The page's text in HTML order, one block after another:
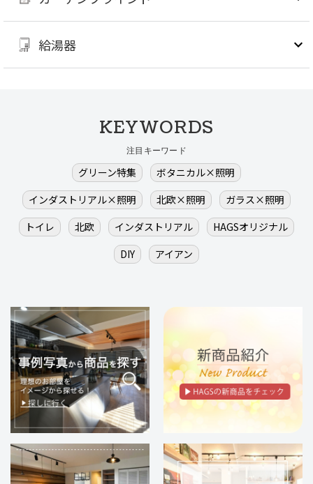
給湯器
KEYWORDS
注目キーワード
グリーン特集
ボタニカル×照明
インダストリアル×照明
北欧×照明
ガラス×照明
トイレ
北欧 インダストリアル
HAGSオリジナル
DIY
アイアン